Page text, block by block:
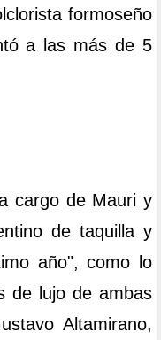
formoseño
a las más de 5
cargo de Mauri y
de taquilla y
año", como lo
de lujo de ambas
Altamirano,